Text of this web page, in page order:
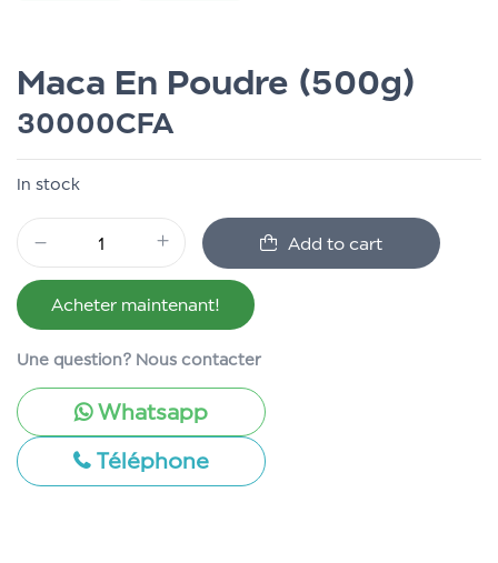
Maca En Poudre (500g)
30000CFA
In stock
Add to cart
Acheter maintenant!
Une question? Nous contacter
Whatsapp
Téléphone